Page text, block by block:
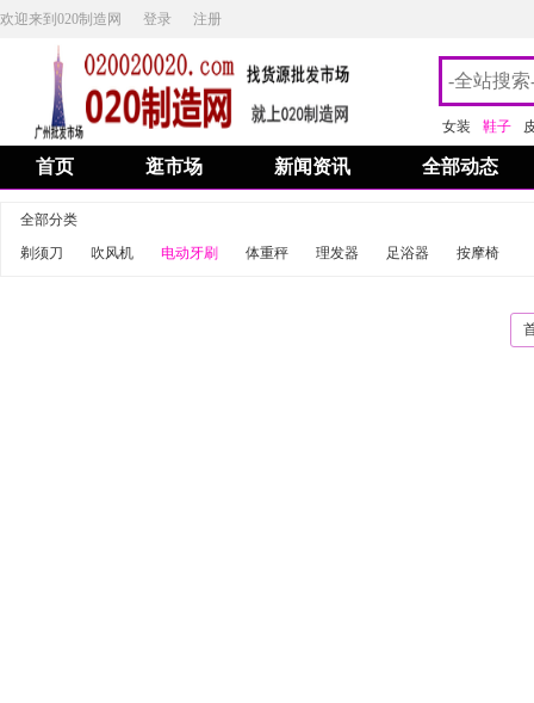
欢迎来到020制造网 登录 注册
女装 鞋子
首页 逛市场 新闻资讯 全部动态
全部分类
剃须刀
吹风机 电动牙刷 体重秤 理发器 足浴器 按摩椅